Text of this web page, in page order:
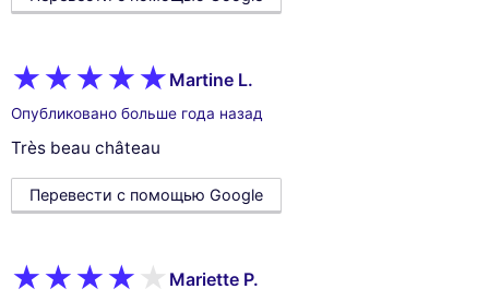
Martine L.
Опубликовано больше года назад
Très beau château
Перевести с помощью Google
Mariette P.